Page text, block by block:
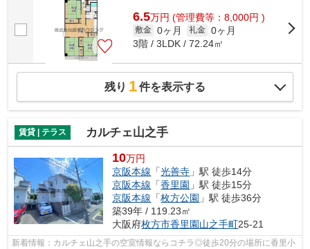
6.5万円 (管理費等：8,000円 )
敷金 0ヶ月 礼金 0ヶ月
3階 / 3LDK / 72.24㎡
残り 1件を表示する
賃貸 | テラス カルチェ山之手
10万円
京阪本線 「光善寺 」駅 徒歩14分
京阪本線 「香里園 」駅 徒歩15分
京阪本線 「枚方公園 」駅 徒歩36分
築39年 / 119.23㎡
大阪府枚方市香里園山之手町25-21
新着情報：カルチェ山之手の空室情報ならコチラ◎徒歩20分の場所に香里小